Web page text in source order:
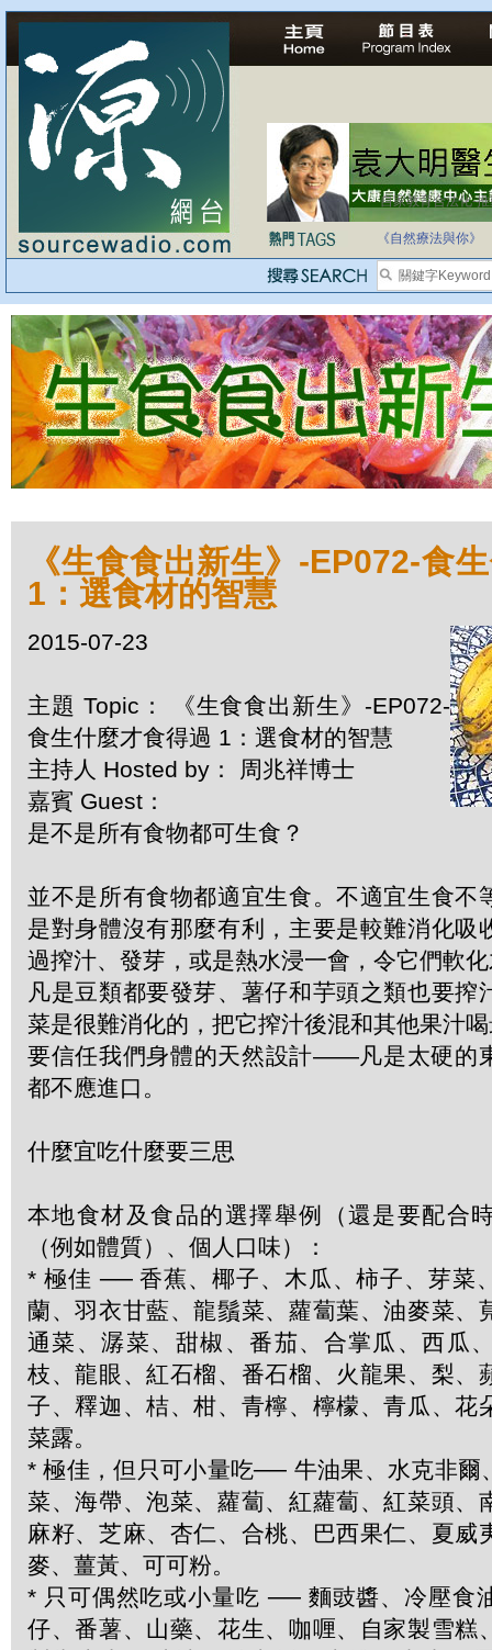
自家教育合法化-
《自然療法與你》
《生食食出新生》-EP072-食
1：選食材的智慧
2015-07-23
主題 Topic： 《生食食出新生》-EP072-
食生什麼才食得過 1：選食材的智慧
主持人 Hosted by： 周兆祥博士
嘉賓 Guest：
是不是所有食物都可生食？
並不是所有食物都適宜生食。不適宜生食不
是對身體沒有那麼有利，主要是較難消化吸
過搾汁、發芽，或是熱水浸一會，令它們軟
凡是豆類都要發芽、薯仔和芋頭之類也要搾
菜是很難消化的，把它搾汁後混和其他果汁
要信任我們身體的天然設計——凡是太硬的
都不應進口。
什麼宜吃什麼要三思
本地食材及食品的選擇舉例（還是要配合
（例如體質）、個人口味）：
* 極佳 ── 香蕉、椰子、木瓜、柿子、芽菜
蘭、羽衣甘藍、龍鬚菜、蘿蔔葉、油麥菜、
通菜、潺菜、甜椒、番茄、合掌瓜、西瓜
枝、龍眼、紅石榴、番石榴、火龍果、梨、
子、釋迦、桔、柑、青檸、檸檬、青瓜、花
菜露。
* 極佳，但只可小量吃── 牛油果、水克非爾
菜、海帶、泡菜、蘿蔔、紅蘿蔔、紅菜頭、
麻籽、芝麻、杏仁、合桃、巴西果仁、夏威
麥、薑黃、可可粉。
* 只可偶然吃或小量吃 ── 麵豉醬、冷壓食
仔、番薯、山藥、花生、咖喱、自家製雪糕